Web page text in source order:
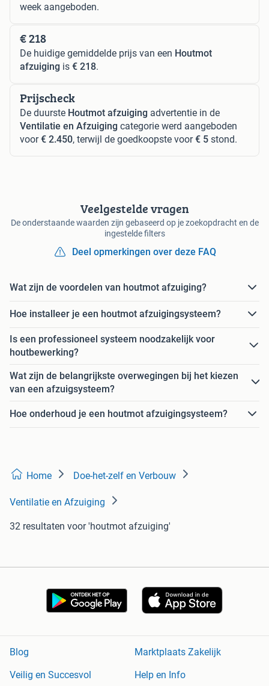
week aangeboden.
€ 218
De huidige gemiddelde prijs van een Houtmot
afzuiging is € 218.
Prijscheck
De duurste Houtmot afzuiging advertentie in de
Ventilatie en Afzuiging categorie werd aangeboden
voor€ 2.450, terwijl de goedkoopste voor€ 5 stond.
Veelgestelde vragen
De onderstaande waarden zijn gebaseerd op je zoekopdracht en de
ingestelde filters
Deel opmerkingen over deze FAQ
Wat zijn de voordelen van houtmot afzuiging?
Hoe installeer je een houtmot afzuigingsysteem?
Is een professioneel systeem noodzakelijk voor
houtbewerking?
Wat zijn de belangrijkste overwegingen bij het kiezen
van een afzuigsysteem?
Hoe onderhoud je een houtmot afzuigingsysteem?
Home Doe-het-zelf en Verbouw
Ventilatie en Afzuiging
32 resultaten voor 'houtmot afzuiging'
Blog
Marktplaats Zakelijk
Veilig en Succesvol
Help en Info